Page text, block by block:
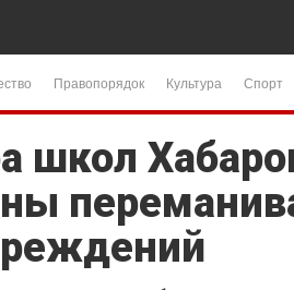
Правопорядок Культура Спорт
школ